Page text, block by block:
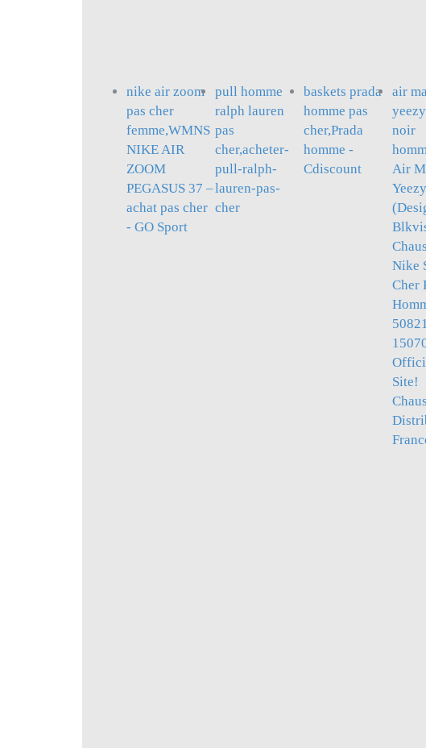
nike air zoom
pas cher
femme,WMNS
NIKE AIR
ZOOM
PEGASUS 37 –
achat pas cher
- GO Sport
pull homme
ralph lauren
pas
cher,acheter-
pull-ralph-
lauren-pas-
cher
baskets prada
homme pas
cher,Prada
homme -
Cdiscount
air
noir
Air
Nike
Cher
Site!